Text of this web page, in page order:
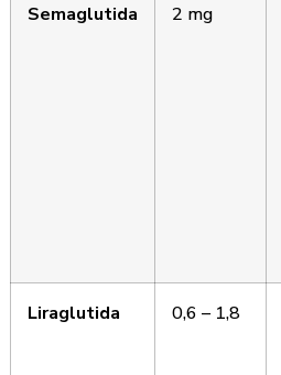
Semaglutida 2 mg
Liraglutida 0,6 – 1,8